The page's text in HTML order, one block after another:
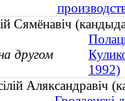
Сямёнавіч
другом
1992)
Аляксандравіч